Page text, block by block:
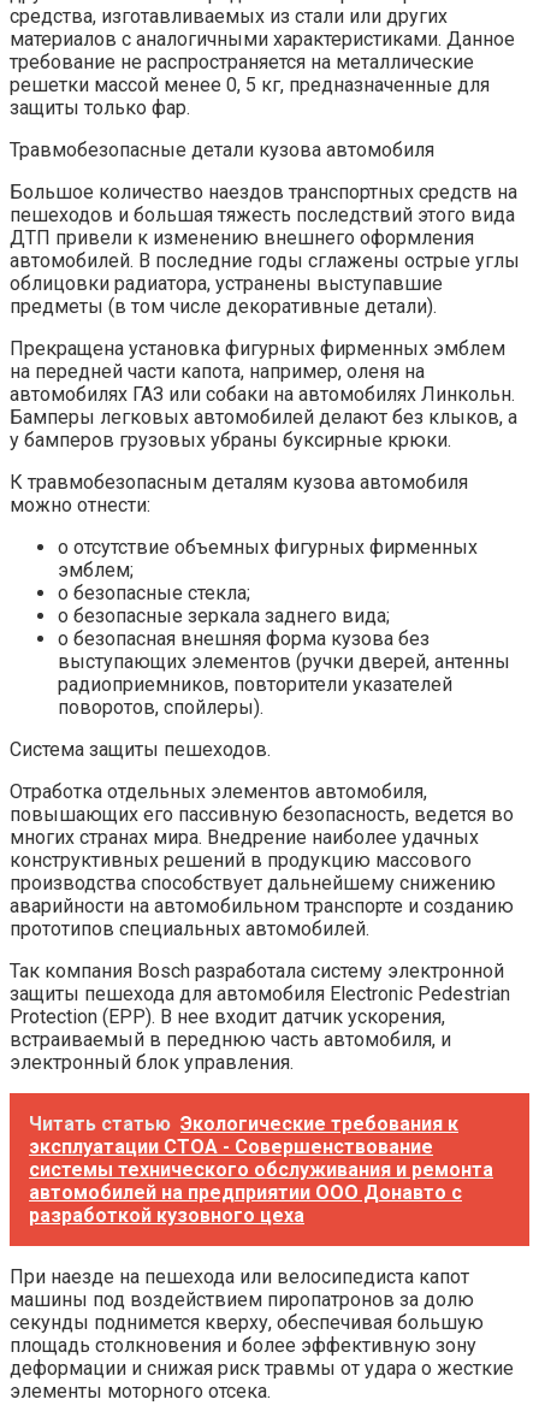
средства, изготавливаемых из стали или других
материалов с аналогичными характеристиками. Данное
требование не распространяется на металлические
решетки массой менее 0, 5 кг, предназначенные для
защиты только фар.
Травмобезопасные детали кузова автомобиля
Большое количество наездов транспортных средств на
пешеходов и большая тяжесть последствий этого вида
ДТП привели к изменению внешнего оформления
автомобилей. В последние годы сглажены острые углы
облицовки радиатора, устранены выступавшие
предметы (в том числе декоративные детали).
Прекращена установка фигурных фирменных эмблем
на передней части капота, например, оленя на
автомобилях ГАЗ или собаки на автомобилях Линкольн.
Бамперы легковых автомобилей делают без клыков, а
у бамперов грузовых убраны буксирные крюки.
К травмобезопасным деталям кузова автомобиля
можно отнести:
o отсутствие объемных фигурных фирменных
эмблем;
o безопасные стекла;
o безопасные зеркала заднего вида;
o безопасная внешняя форма кузова без
выступающих элементов (ручки дверей, антенны
радиоприемников, повторители указателей
поворотов, спойлеры).
Система защиты пешеходов.
Отработка отдельных элементов автомобиля,
повышающих его пассивную безопасность, ведется во
многих странах мира. Внедрение наиболее удачных
конструктивных решений в продукцию массового
производства способствует дальнейшему снижению
аварийности на автомобильном транспорте и созданию
прототипов специальных автомобилей.
Так компания Bosch разработала систему электронной
защиты пешехода для автомобиля Electronic Pedestrian
Protection (EPP). В нее входит датчик ускорения,
встраиваемый в переднюю часть автомобиля, и
электронный блок управления.
Читать статью Экологические требования к
эксплуатации СТОА - Совершенствование
системы технического обслуживания и ремонта
автомобилей на предприятии ООО Донавто с
разработкой кузовного цеха
При наезде на пешехода или велосипедиста капот
машины под воздействием пиропатронов за долю
секунды поднимется кверху, обеспечивая большую
площадь столкновения и более эффективную зону
деформации и снижая риск травмы от удара о жесткие
элементы моторного отсека.